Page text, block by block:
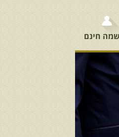
חינם